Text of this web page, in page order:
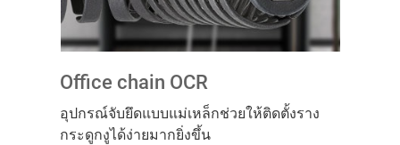
Office chain OCR
อุปกรณ์จับยึดแบบแม่เหล็กช่วยให้ติดตั้งราง
กระดูกงูได้ง่ายมากยิ่งขึ้น